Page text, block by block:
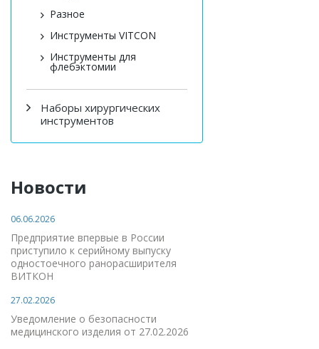
Разное
Инструменты VITCON
Инструменты для
флебэктомии
Наборы хирургических
инструментов
Новости
06.06.2026
Предприятие впервые в России
приступило к серийному выпуску
одностоечного ранорасширителя
ВИТКОН
27.02.2026
Уведомление о безопасности
медицинского изделия от 27.02.2026